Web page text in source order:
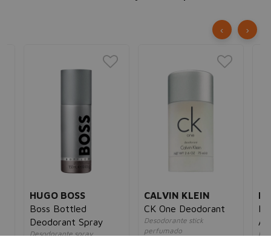
HUGO BOSS
Boss Bottled
Deodorant Spray
Desodorante spray
CALVIN KLEIN
CK One Deodorant
Desodorante stick
perfumado
‹ ›